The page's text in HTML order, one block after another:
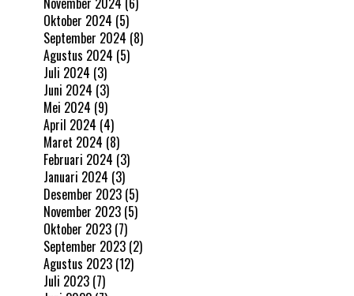
Oktober 2024 (5)
September 2024 (8)
Agustus 2024 (5)
Juli 2024 (3)
Juni 2024 (3)
Mei 2024 (9)
April 2024 (4)
Maret 2024 (8)
Februari 2024 (3)
Januari 2024 (3)
Desember 2023 (5)
November 2023 (5)
Oktober 2023 (7)
September 2023 (2)
Agustus 2023 (12)
Juli 2023 (7)